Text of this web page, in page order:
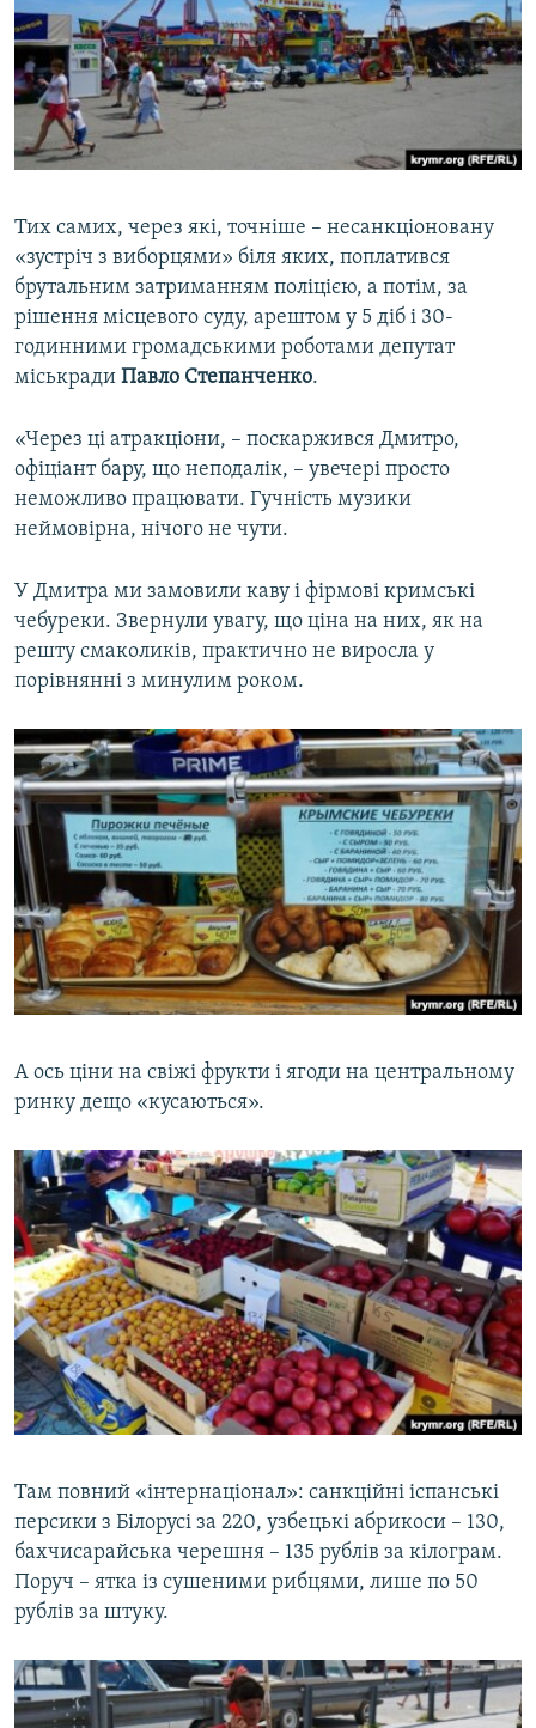
Тих самих, через які, точніше – несанкціоновану
«зустріч з виборцями» біля яких, поплатився
брутальним затриманням поліцією, а потім, за
рішення місцевого суду, арештом у 5 діб і 30-
годинними громадськими роботами депутат
міськради Павло Степанченко.
«Через ці атракціони, – поскаржився Дмитро,
офіціант бару, що неподалік, – увечері просто
неможливо працювати. Гучність музики
неймовірна, нічого не чути.
У Дмитра ми замовили каву і фірмові кримські
чебуреки. Звернули увагу, що ціна на них, як на
решту смаколиків, практично не виросла у
порівнянні з минулим роком.
А ось ціни на свіжі фрукти і ягоди на центральному
ринку дещо «кусаються».
Там повний «інтернаціонал»: санкційні іспанські
персики з Білорусі за 220, узбецькі абрикоси – 130,
бахчисарайська черешня – 135 рублів за кілограм.
Поруч – ятка із сушеними рибцями, лише по 50
рублів за штуку.